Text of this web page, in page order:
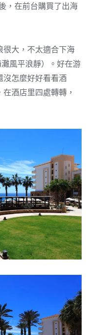
，在前台購買了出海
很大，不太適合下海
風平浪靜）。好在游
沒怎麼好好看看酒
酒店里四處轉轉，